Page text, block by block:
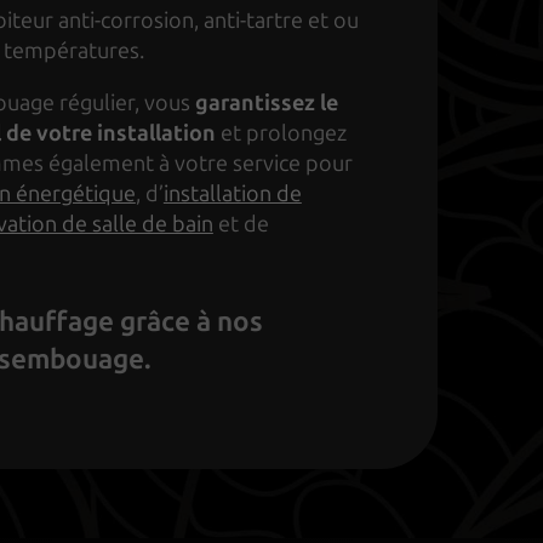
anti-corrosion, anti-tartre et ou
régulier, vous garantissez le
votre installation et prolongez
également à votre service pour
énergétique , d’installation de
de salle de bain et de
grâce à nos